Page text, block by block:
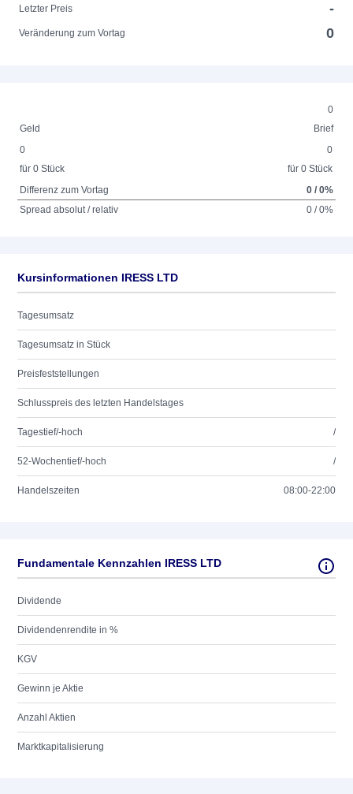
Letzter Preis
-
Veränderung zum Vortag 0
0
Geld
Brief
0
für 0 Stück
0
für 0 Stück
Differenz zum Vortag
0 / 0%
Spread absolut / relativ
0 / 0%
Kursinformationen IRESS LTD
Tagesumsatz
Tagesumsatz in Stück
Preisfeststellungen
Schlusspreis des letzten Handelstages
Tagestief/-hoch /
52-Wochentief/-hoch /
Handelszeiten 08:00-22:00
Fundamentale Kennzahlen IRESS LTD
Dividende
Dividendenrendite in %
KGV
Gewinn je Aktie
Anzahl Aktien
Marktkapitalisierung